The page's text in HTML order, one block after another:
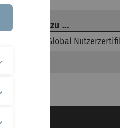
Zurück zu ...
DFN Global